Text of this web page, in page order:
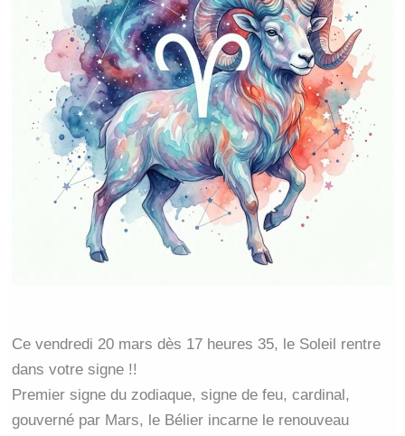
Ce vendredi 20 mars dès 17 heures 35, le Soleil rentre
dans votre signe !!
Premier signe du zodiaque, signe de feu, cardinal,
gouverné par Mars, le Bélier incarne le renouveau